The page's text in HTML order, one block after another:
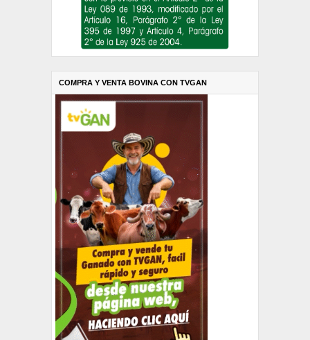
COMPRA Y VENTA BOVINA CON TVGAN